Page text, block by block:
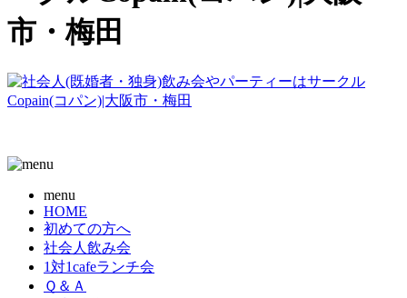
市・梅田
menu
HOME
初めての方へ
社会人飲み会
1対1cafeランチ会
Ｑ＆Ａ